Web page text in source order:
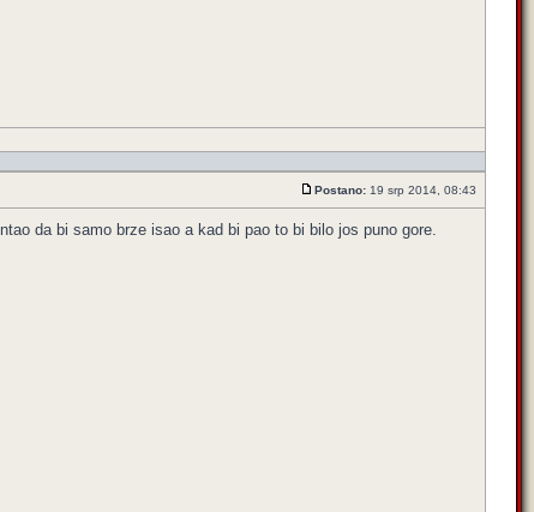
Postano: 19 srp 2014, 08:43
da bi samo brze isao a kad bi pao to bi bilo jos puno gore.